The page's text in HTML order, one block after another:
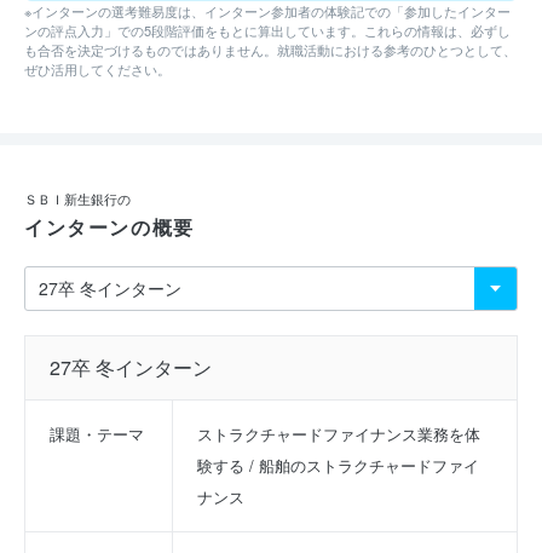
※インターンの選考難易度は、インターン参加者の体験記での「参加したインター
ンの評点入力」での5段階評価をもとに算出しています。これらの情報は、必ずし
も合否を決定づけるものではありません。就職活動における参考のひとつとして、
ぜひ活用してください。
ＳＢＩ新生銀行の
インターンの概要
27卒 冬インターン
課題・テーマ
ストラクチャードファイナンス業務を体
験する / 船舶のストラクチャードファイ
ナンス